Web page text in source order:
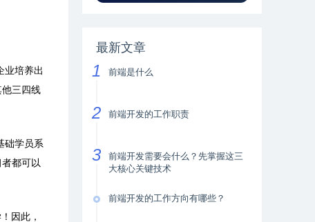
业培养出
三四线
础学员系
都可以
因此，
最新文章
前端是什么
前端开发的工作职责
前端开发需要会什么？先掌握这三
大核心关键技术
前端开发的工作方向有哪些？